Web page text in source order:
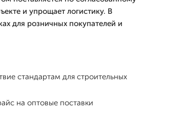
и упрощает логистику. В
для розничных покупателей и
стандартам для строительных
на оптовые поставки